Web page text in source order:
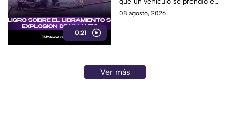
0:21
cerca de 5 y 10
llamas sobre el Libramiento, lo
08 agosto, 2026
Ver más